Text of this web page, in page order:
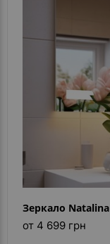
Зеркало Natalina
от 4 699 грн